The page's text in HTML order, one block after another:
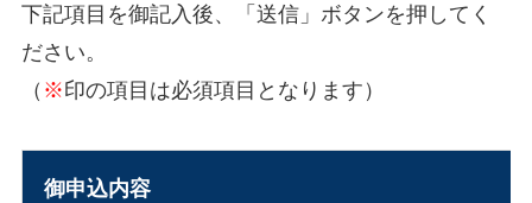
下記項目を御記入後、「送信」ボタンを押してく
ださい。
（ ※印の項目は必須項目となります）
御申込内容